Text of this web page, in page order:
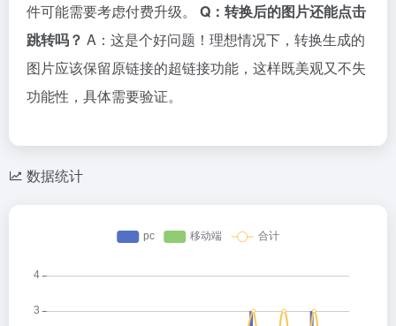
件可能需要考虑付费升级。 Q：转换后的图片还能点击
跳转吗？ A：这是个好问题！理想情况下，转换生成的
图片应该保留原链接的超链接功能，这样既美观又不失
功能性，具体需要验证。
数据统计